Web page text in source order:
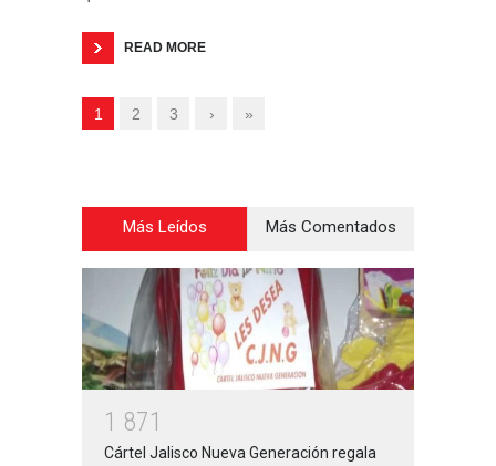
READ MORE
1 2 3 › »
Más Leídos Más Comentados
1 871
Cártel Jalisco Nueva Generación regala